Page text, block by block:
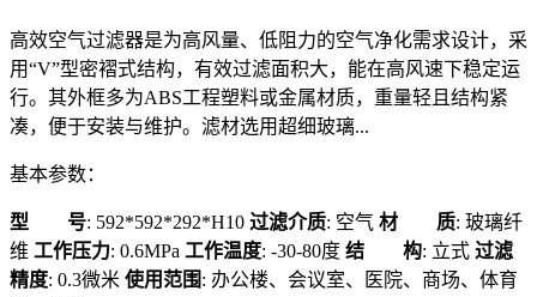
高效空气过滤器是为高风量、低阻力的空气净化需求设计，采
用“V”型密褶式结构，有效过滤面积大，能在高风速下稳定运
行。其外框多为ABS工程塑料或金属材质，重量轻且结构紧
凑，便于安装与维护。滤材选用超细玻璃...
基本参数：
型 号: 592*592*292*H10 过滤介质: 空气 材 质: 玻璃纤
维 工作压力: 0.6MPa 工作温度: -30-80度 结 构: 立式 过滤
精度: 0.3微米 使用范围: 办公楼、会议室、医院、商场、体育